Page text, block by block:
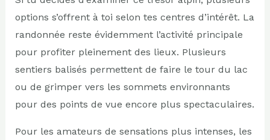
options s’offrent à toi selon tes centres d’intérêt. La
randonnée reste évidemment l’activité principale
pour profiter pleinement des lieux. Plusieurs
sentiers balisés permettent de faire le tour du lac
ou de grimper vers les sommets environnants
pour des points de vue encore plus spectaculaires.
Pour les amateurs de sensations plus intenses, les